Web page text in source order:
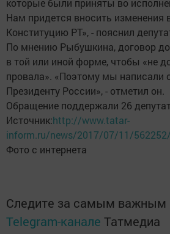
которые были приняты во
Нам придется вносить
Конституцию РТ», - пояснил
По мнению Рыбушкина, договор
в той или иной форме, чтобы «не
провала». «Поэтому мы написали
Президенту России», - отметил он.
Обращение поддержали 26
Источник:http://www.tatar-
inform.ru/news/2017/07/11/562252/
Фото с интернета
Следите за самым важным
Telegram-канале Татмедиа